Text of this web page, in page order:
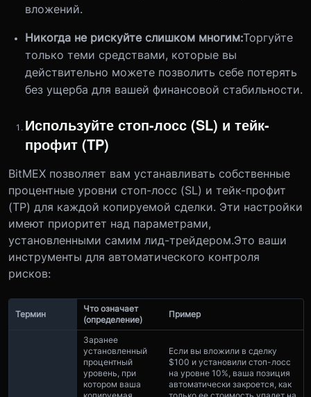
вложений.
Никогда не рискуйте слишком многим:Торгуйте
только теми средствами, которые вы
действительно можете позволить себе потерять
без ущерба для вашей финансовой стабильности.
Используйте стоп-лосс (SL) и тейк-
профит (TP)
BitMEX позволяет вам устанавливать собственные
процентные уровни стоп-лосс (SL) и тейк-профит
(TP) для каждой копируемой сделки. Эти настройки
имеют приоритет над параметрами,
установленными самим лид-трейдером.Это ваши
инструменты для автоматического контроля
рисков:
Термин
Что означает
(определение)
Пример
Заранее
установленный
процентный
уровень, при
котором ваша
Если вы вложили в сделку
$100 и установили стоп-лосс
на уровне 10%, ваша позиция
автоматически закроется, как